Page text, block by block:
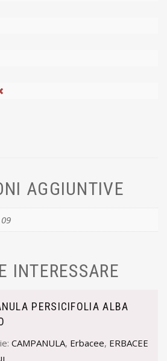
AGGIUNTIVE
09
INTERESSARE
PERSICIFOLIA ALBA
CAMPANULA, Erbacee, ERBACEE